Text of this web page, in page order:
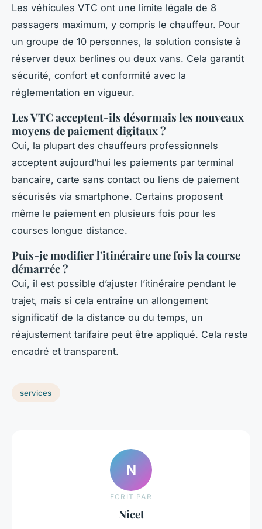
Les véhicules VTC ont une limite légale de 8
passagers maximum, y compris le chauffeur. Pour
un groupe de 10 personnes, la solution consiste à
réserver deux berlines ou deux vans. Cela garantit
sécurité, confort et conformité avec la
réglementation en vigueur.
Les VTC acceptent-ils désormais les nouveaux
moyens de paiement digitaux ?
Oui, la plupart des chauffeurs professionnels
acceptent aujourd’hui les paiements par terminal
bancaire, carte sans contact ou liens de paiement
sécurisés via smartphone. Certains proposent
même le paiement en plusieurs fois pour les
courses longue distance.
Puis-je modifier l'itinéraire une fois la course
démarrée ?
Oui, il est possible d’ajuster l’itinéraire pendant le
trajet, mais si cela entraîne un allongement
significatif de la distance ou du temps, un
réajustement tarifaire peut être appliqué. Cela reste
encadré et transparent.
services
N
ECRIT PAR
Nicet